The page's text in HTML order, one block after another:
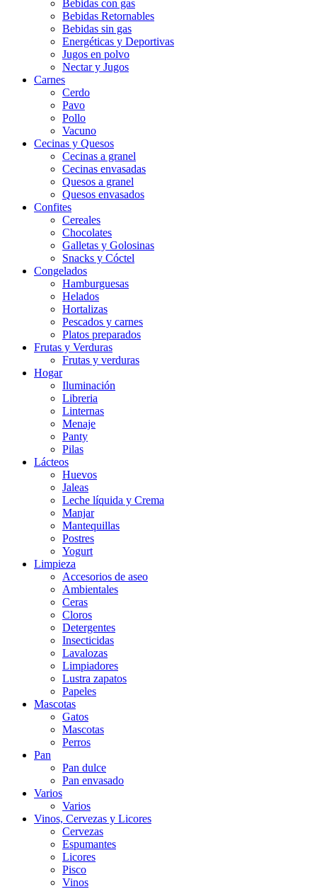
Bebidas con gas
Bebidas Retornables
Bebidas sin gas
Energéticas y Deportivas
Jugos en polvo
Nectar y Jugos
Carnes
Cerdo
Pavo
Pollo
Vacuno
Cecinas y Quesos
Cecinas a granel
Cecinas envasadas
Quesos a granel
Quesos envasados
Confites
Cereales
Chocolates
Galletas y Golosinas
Snacks y Cóctel
Congelados
Hamburguesas
Helados
Hortalizas
Pescados y carnes
Platos preparados
Frutas y Verduras
Frutas y verduras
Hogar
Iluminación
Libreria
Linternas
Menaje
Panty
Pilas
Lácteos
Huevos
Jaleas
Leche líquida y Crema
Manjar
Mantequillas
Postres
Yogurt
Limpieza
Accesorios de aseo
Ambientales
Ceras
Cloros
Detergentes
Insecticidas
Lavalozas
Limpiadores
Lustra zapatos
Papeles
Mascotas
Gatos
Mascotas
Perros
Pan
Pan dulce
Pan envasado
Varios
Varios
Vinos, Cervezas y Licores
Cervezas
Espumantes
Licores
Pisco
Vinos